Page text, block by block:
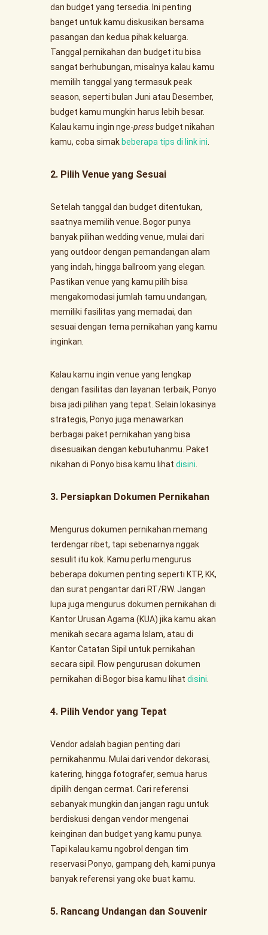
dan budget yang tersedia. Ini penting
banget untuk kamu diskusikan bersama
pasangan dan kedua pihak keluarga.
Tanggal pernikahan dan budget itu bisa
sangat berhubungan, misalnya kalau kamu
memilih tanggal yang termasuk peak
season, seperti bulan Juni atau Desember,
budget kamu mungkin harus lebih besar.
Kalau kamu ingin nge-press budget nikahan
kamu, coba simak beberapa tips di link ini
2. Pilih Venue yang Sesuai
Setelah tanggal dan budget ditentukan,
saatnya memilih venue. Bogor punya
banyak pilihan wedding venue, mulai dari
yang outdoor dengan pemandangan alam
yang indah, hingga ballroom yang elegan.
Pastikan venue yang kamu pilih bisa
mengakomodasi jumlah tamu undangan,
memiliki fasilitas yang memadai, dan
sesuai dengan tema pernikahan yang kamu
inginkan.
Kalau kamu ingin venue yang lengkap
dengan fasilitas dan layanan terbaik, Ponyo
bisa jadi pilihan yang tepat. Selain lokasinya
strategis, Ponyo juga menawarkan
berbagai paket pernikahan yang bisa
disesuaikan dengan kebutuhanmu. Paket
nikahan di Ponyo bisa kamu lihat disini
3. Persiapkan Dokumen Pernikahan
Mengurus dokumen pernikahan memang
terdengar ribet, tapi sebenarnya nggak
sesulit itu kok. Kamu perlu mengurus
beberapa dokumen penting seperti KTP, KK,
dan surat pengantar dari RT/RW. Jangan
lupa juga mengurus dokumen pernikahan di
Kantor Urusan Agama (KUA) jika kamu akan
menikah secara agama Islam, atau di
Kantor Catatan Sipil untuk pernikahan
secara sipil. Flow pengurusan dokumen
pernikahan di Bogor bisa kamu lihat disini
4. Pilih Vendor yang Tepat
Vendor adalah bagian penting dari
pernikahanmu. Mulai dari vendor dekorasi,
katering, hingga fotografer, semua harus
dipilih dengan cermat. Cari referensi
sebanyak mungkin dan jangan ragu untuk
berdiskusi dengan vendor mengenai
keinginan dan budget yang kamu punya.
Tapi kalau kamu ngobrol dengan tim
reservasi Ponyo, gampang deh, kami punya
banyak referensi yang oke buat kamu.
5. Rancang Undangan dan Souvenir